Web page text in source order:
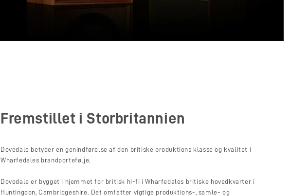
Fremstillet i Storbritannien
Dovedale betyder en genindførelse af den britiske produktions klasse og kvalitet i
Wharfedales brandportefølje.
Dovedale er bygget i hjemmet for britisk hi-fi i Wharfedales britiske hovedkvarter i
Huntingdon, Cambridgeshire. Det omfatter vigtige produktions-, samle- og